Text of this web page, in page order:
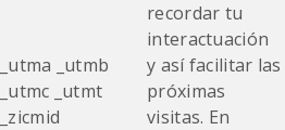
_utma _utmb
_utmc _utmt
_zicmid
recordar tu
interactuación
y así facilitar las
próximas
visitas. En